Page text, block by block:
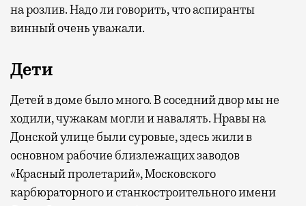
на розлив. Надо ли говорить, что аспиранты
винный очень уважали.
Дети
Детей в доме было много. В соседний двор мы не
ходили, чужакам могли и навалять. Нравы на
Донской улице были суровые, здесь жили в
основном рабочие близлежащих заводов
«Красный пролетарий», Московского
карбюраторного и станкостроительного имени